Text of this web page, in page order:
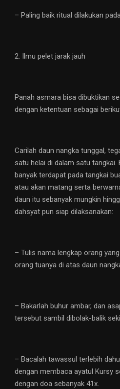
– Paling baik ritual dilakukan
2. Ilmu pelet jarak jauh
Panah asmara bisa dibuktikan
dengan ketentuan sebagai
Carilah daun nangka tunggal,
satu helai di dalam satu tangkai.
banyak terdapat pada tangkai
atau akan matang serta
daun itu sebanyak mungkin
dahsyat pun siap dilaksanakan:
– Tulis nama lengkap orang
orang tuanya di atas daun
– Bakarlah buhur ambar, dan
tersebut sambil dibolak-balik
– Bacalah tawassul terlebih
dengan membaca ayatul Kursy
dengan doa sebanyak 41x.